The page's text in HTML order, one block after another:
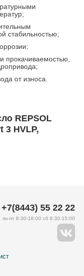
стабильностью;
от износа.
REPSOL
3 HVLP,
+7(8443) 55 22 22
пн-пт 8:30-18:00 сб 8:30-15:00